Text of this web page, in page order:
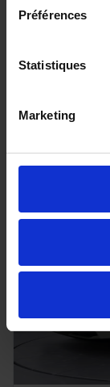
Préférences
Statistiques
Marketing
NV 2.0 TDI
31 980€